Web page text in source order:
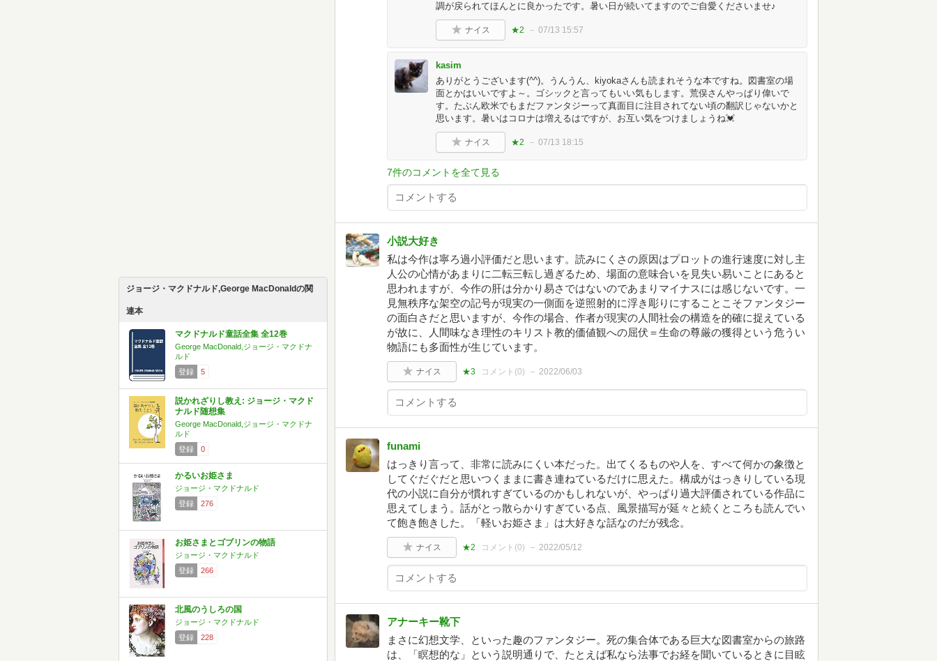
ジョージ・マクドナルド,George MacDonaldの関
連本
マクドナルド童話全集 全12巻
George MacDonald,ジョージ・マクドナ
ルド
登録
5
説かれざりし教え: ジョージ・マクド
ナルド随想集
George MacDonald,ジョージ・マクドナ
ルド
登録
0
かるいお姫さま
ジョージ・マクドナルド
登録
276
お姫さまとゴブリンの物語
ジョージ・マクドナルド
登録
266
北風のうしろの国
ジョージ・マクドナルド
登録
228
調が戻られてほんとに良かったです。暑い日が続いてますのでご自愛くださいませ♪
ナイス ★2 07/13 15:57
kasim
ありがとうございます(^^)。うんうん、kiyokaさんも読まれそうな本ですね。図書室の場
面とかはいいですよ～。ゴシックと言ってもいい気もします。荒俣さんやっぱり偉いで
す。たぶん欧米でもまだファンタジーって真面目に注目されてない頃の翻訳じゃないかと
思います。暑いはコロナは増えるはですが、お互い気をつけましょうね💓
ナイス ★2 07/13 18:15
7件のコメントを全て見る
小説大好き
私は今作は寧ろ過小評価だと思います。読みにくさの原因はプロットの進行速度に対し主
人公の心情があまりに二転三転し過ぎるため、場面の意味合いを見失い易いことにあると
思われますが、今作の肝は分かり易さではないのであまりマイナスには感じないです。一
見無秩序な架空の記号が現実の一側面を逆照射的に浮き彫りにすることこそファンタジー
の面白さだと思いますが、今作の場合、作者が現実の人間社会の構造を的確に捉えている
が故に、人間味なき理性のキリスト教的価値観への屈伏＝生命の尊厳の獲得という危うい
物語にも多面性が生じています。
ナイス ★3 コメント(0) 2022/06/03
funami
はっきり言って、非常に読みにくい本だった。出てくるものや人を、すべて何かの象徴と
してぐだぐだと思いつくままに書き連ねているだけに思えた。構成がはっきりしている現
代の小説に自分が慣れすぎているのかもしれないが、やっぱり過大評価されている作品に
思えてしまう。話がとっ散らかりすぎている点、風景描写が延々と続くところも読んでい
て飽き飽きした。「軽いお姫さま」は大好きな話なのだが残念。
ナイス ★2 コメント(0) 2022/05/12
アナーキー靴下
まさに幻想文学、といった趣のファンタジー。死の集合体である巨大な図書室からの旅路
は、「瞑想的な」という説明通りで、たとえば私なら法事でお経を聞いているときに目眩